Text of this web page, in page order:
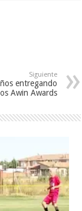
Siguiente
entregando
los Awin Awards